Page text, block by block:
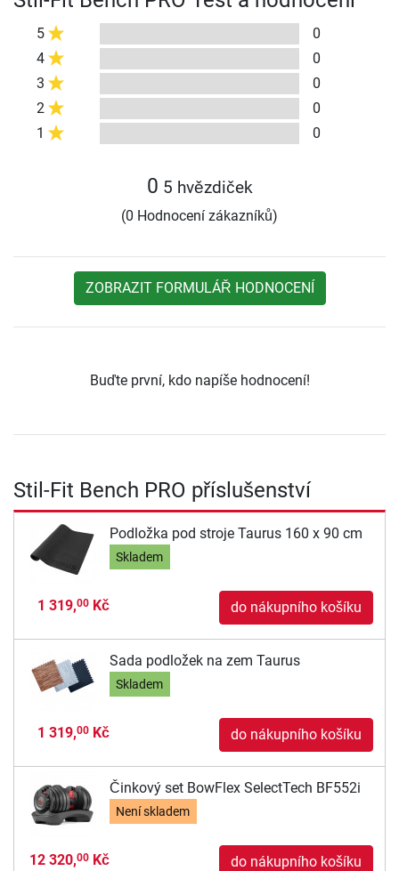
5
0
4
0
3
0
2
0
1
0
0 5 hvězdiček
(0 Hodnocení zákazníků)
ZOBRAZIT FORMULÁŘ HODNOCENÍ
Buďte první, kdo napíše hodnocení!
Stil-Fit Bench PRO příslušenství
Podložka pod stroje Taurus 160 x 90 cm
Skladem
1 319,00Kč do nákupního košíku
Sada podložek na zem Taurus
Skladem
1 319,00Kč do nákupního košíku
Činkový set BowFlex SelectTech BF552i
Není skladem
12 320,00Kč do nákupního košíku